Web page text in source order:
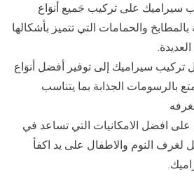
سيراميك على تركيب جَميع أنوَاع
والحمامات التي تتميز بأشكالها
سيراميك إلى توفير أفضل أنوَاع
بالرسومات الجذابة بما يتناسب
افضل الامكانيات التي تساعد في
لغرف النوم والاطفال على يد اكفأ